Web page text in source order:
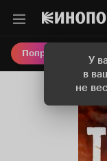
У
в
не
Попробовать Плюс